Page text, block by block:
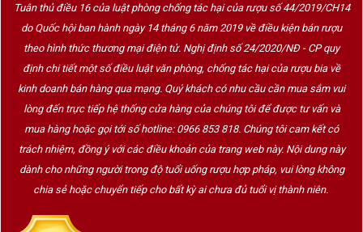
Tuân thủ điều 16 của luật phòng chống tác hại của rượu số 44/2019/CH14
do Quốc hội ban hành ngày 14 tháng 6 năm 2019 về điều kiện bán rượu
theo hình thức thương mại điện tử. Nghị định số 24/2020/NĐ - CP quy
định chi tiết một số điều luật văn phòng, chống tác hại của rượu bia về
kinh doanh bán hàng qua mạng. Quý khách có nhu cầu cần mua sắm vui
lòng đến trực tiếp hệ thống cửa hàng của chúng tôi để được tư vấn và
mua hàng hoặc gọi tới số hotline: 0966 853 818. Chúng tôi cam kết có
trách nhiệm, đồng ý với các điều khoản của trang web này. Nội dung này
dành cho những người trong độ tuổi uống rượu hợp pháp, vui lòng không
chia sẻ hoặc chuyển tiếp cho bất kỳ ai chưa đủ tuổi vị thành niên.